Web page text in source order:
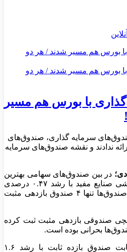
با بورس هم مسیر
سرمایه گذاری، صندوق‌های
ندادند و نقشه صندوق‌های سرمایه
در بین صندوق‌های سهامی بهترین
بازدهی متعلق به صندوق بخشی صنایع مفید با رشد ۰.۴۷ درصدی
بوده است و در این گروه از صندوق‌ها تنها ۴ صندوق بازدهی مثبت
صندوقی بازدهی مثبت ثبت کرده
بحرانی بوده است.
در بین صندوق‌های درآمد ثابت صندوق بازده ثابت با رشد ۱.۶